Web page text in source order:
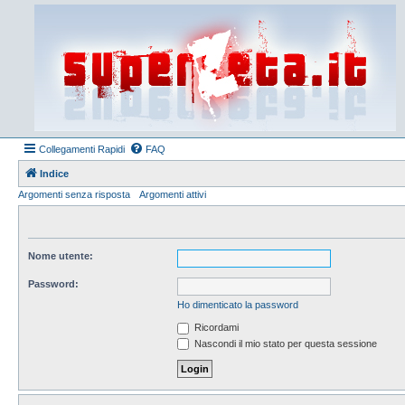
Collegamenti Rapidi FAQ
Indice
Argomenti senza risposta
Argomenti attivi
Nome utente:
Password:
Ho dimenticato la password
Ricordami
Nascondi il mio stato per questa sessione